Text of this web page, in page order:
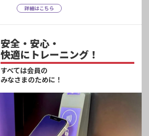
詳細はこちら
安全・安心・
快適にトレーニング！
すべては会員の
みなさまのために！